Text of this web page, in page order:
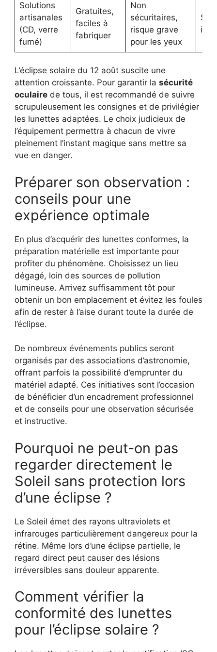
Solutions
artisanales
(CD, verre
fumé)
Gratuites,
faciles à
fabriquer
Non
sécuritaires,
risque grave
pour les yeux
L’éclipse solaire du 12 août suscite une
attention croissante. Pour garantir la sécurité
oculaire de tous, il est recommandé de suivre
scrupuleusement les consignes et de privilégier
les lunettes adaptées. Le choix judicieux de
l’équipement permettra à chacun de vivre
pleinement l’instant magique sans mettre sa
vue en danger.
Préparer son observation :
conseils pour une
expérience optimale
En plus d’acquérir des lunettes conformes, la
préparation matérielle est importante pour
profiter du phénomène. Choisissez un lieu
dégagé, loin des sources de pollution
lumineuse. Arrivez suffisamment tôt pour
obtenir un bon emplacement et évitez les foules
afin de rester à l’aise durant toute la durée de
l’éclipse.
De nombreux événements publics seront
organisés par des associations d’astronomie,
offrant parfois la possibilité d’emprunter du
matériel adapté. Ces initiatives sont l’occasion
de bénéficier d’un encadrement professionnel
et de conseils pour une observation sécurisée
et instructive.
Pourquoi ne peut-on pas
regarder directement le
Soleil sans protection lors
d’une éclipse ?
Le Soleil émet des rayons ultraviolets et
infrarouges particulièrement dangereux pour la
rétine. Même lors d’une éclipse partielle, le
regard direct peut causer des lésions
irréversibles sans douleur apparente.
Comment vérifier la
conformité des lunettes
pour l’éclipse solaire ?